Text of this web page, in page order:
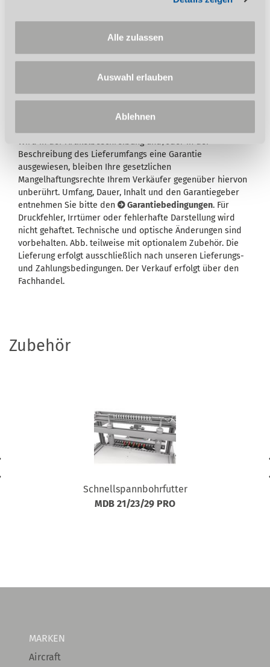
Alle zulassen
Auswahl erlauben
Ablehnen
Auf diesen Artikel erhalten Sie die 3-Jahres
Garantie nur für Endkunden in Deutschland
Wird in der Artikelbeschreibung und/oder in der
Beschreibung des Lieferumfangs eine Garantie
ausgewiesen, bleiben Ihre gesetzlichen
Mangelhaftungsrechte Ihrem Verkäufer gegenüber hiervon
unberührt. Umfang, Dauer, Inhalt und den Garantiegeber
entnehmen Sie bitte den
Garantiebedingungen. Für
Druckfehler, Irrtümer oder fehlerhafte Darstellung wird
nicht gehaftet. Technische und optische Änderungen sind
vorbehalten. Abb. teilweise mit optionalem Zubehör. Die
Lieferung erfolgt ausschließlich nach unseren Lieferungs-
und Zahlungsbedingungen. Der Verkauf erfolgt über den
Fachhandel.
Zubehör
Schnellspannbohrfutter
MDB 21/23/29 PRO
MARKEN
Aircraft